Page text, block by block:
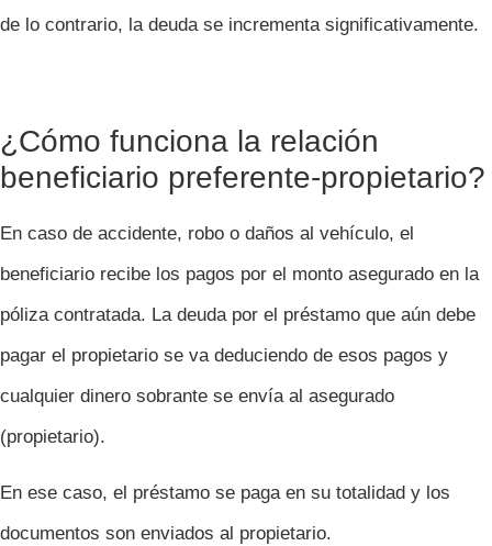
de lo contrario, la deuda se incrementa significativamente.
¿Cómo funciona la relación
beneficiario preferente-propietario?
En caso de accidente, robo o daños al vehículo, el
beneficiario recibe los pagos por el monto asegurado en la
póliza contratada. La deuda por el préstamo que aún debe
pagar el propietario se va deduciendo de esos pagos y
cualquier dinero sobrante se envía al asegurado
(propietario).
En ese caso, el préstamo se paga en su totalidad y los
documentos son enviados al propietario.